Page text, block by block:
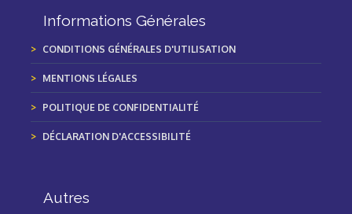
Informations Générales
CONDITIONS GÉNÉRALES D'UTILISATION
MENTIONS LÉGALES
POLITIQUE DE CONFIDENTIALITÉ
DÉCLARATION D'ACCESSIBILITÉ
Autres